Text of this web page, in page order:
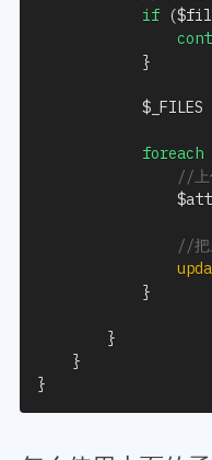
if (
}
$_FILES
foreach
//上
//把
}
}
}
}